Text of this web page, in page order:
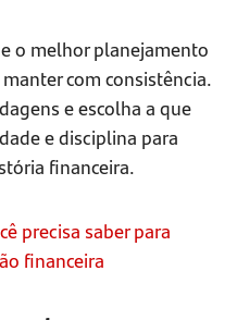
o melhor planejamento
com consistência.
e escolha a que
e disciplina para
financeira.
precisa saber para
financeira